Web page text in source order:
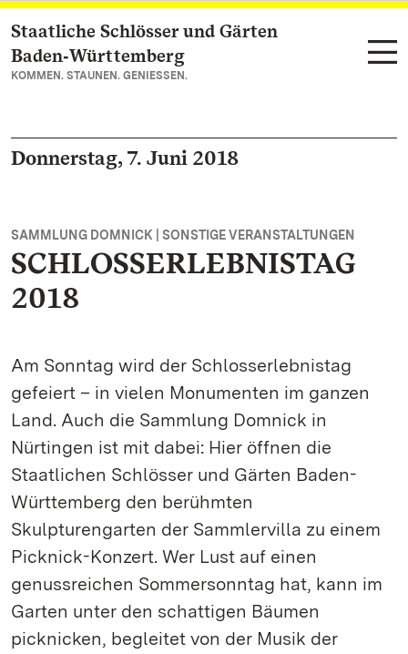
Zum Hauptinhalt springen
Staatliche Schlösser und Gärten
Baden‑Württemberg
KOMMEN. STAUNEN. GENIESSEN.
Donnerstag, 7. Juni 2018
SAMMLUNG DOMNICK | SONSTIGE VERANSTALTUNGEN
SCHLOSSERLEBNISTAG
2018
Am Sonntag wird der Schlosserlebnistag
gefeiert – in vielen Monumenten im ganzen
Land. Auch die Sammlung Domnick in
Nürtingen ist mit dabei: Hier öffnen die
Staatlichen Schlösser und Gärten Baden-
Württemberg den berühmten
Skulpturengarten der Sammlervilla zu einem
Picknick-Konzert. Wer Lust auf einen
genussreichen Sommersonntag hat, kann im
Garten unter den schattigen Bäumen
picknicken, begleitet von der Musik der